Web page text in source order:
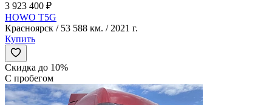
3 923 400 ₽
HOWO T5G
Красноярск / 53 588 км. / 2021 г.
Купить
Скидка до 10%
С пробегом